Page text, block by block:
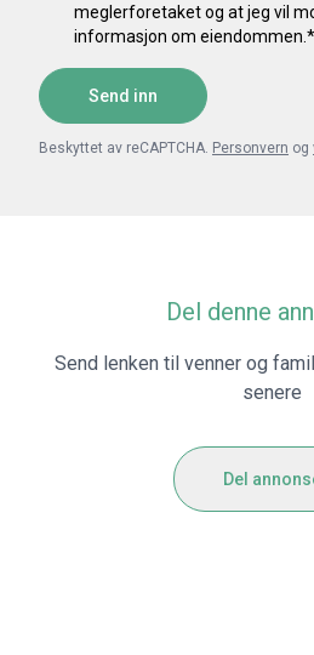
meglerforetaket og at jeg vil
informasjon om eiendommen. *
Send inn
Beskyttet av reCAPTCHA. Personvern og
Del denne
Send lenken til venner og
senere
Del